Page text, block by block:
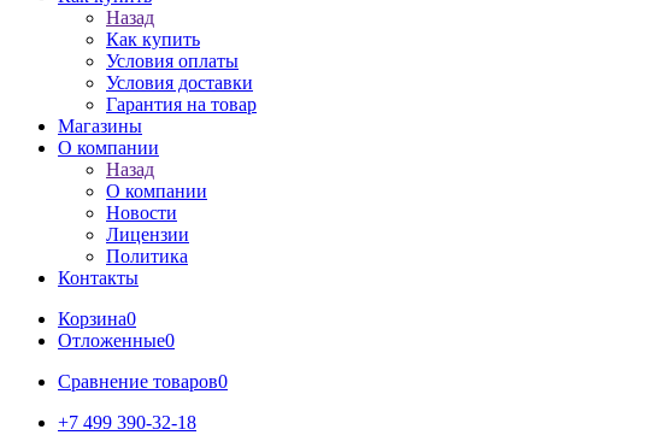
Назад
Как купить
Условия оплаты
Условия доставки
Гарантия на товар
Магазины
О компании
Назад
О компании
Новости
Лицензии
Политика
Контакты
Корзина0
Отложенные0
Сравнение товаров0
+7 499 390-32-18